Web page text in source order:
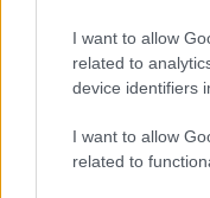
I want to allow
related to
device identifiers
I want to allow
related to
Guía definitiva
chinos en